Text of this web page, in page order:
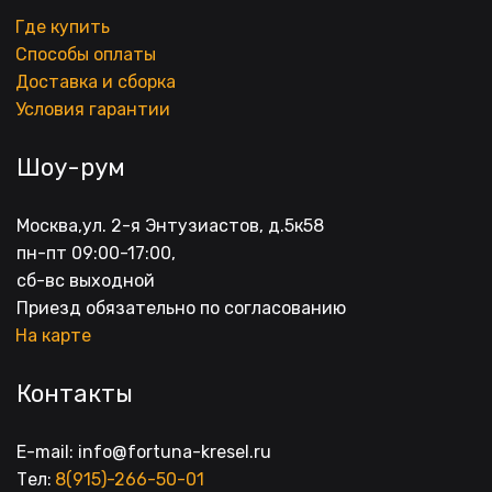
Где купить
Способы оплаты
Доставка и сборка
Условия гарантии
Шоу-рум
Москва,ул. 2-я Энтузиастов, д.5к58
пн-пт 09:00-17:00,
сб-вс выходной
Приезд обязательно по согласованию
На карте
Контакты
E-mail: info@fortuna-kresel.ru
Тел: 8(915)-266-50-01